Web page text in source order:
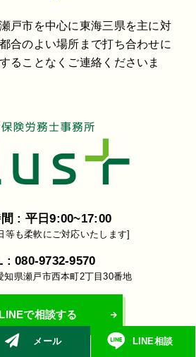
戸市を中心に東海三県を主に対
合のよい場所まで打ち合わせに
ることなくご連絡くださいま
: 平日9:00~17:00
等も柔軟にご対応いたします]
: 080-9732-9570
知県瀬戸市西本町2丁目30番地
LINEで相談する
メール LINE相談